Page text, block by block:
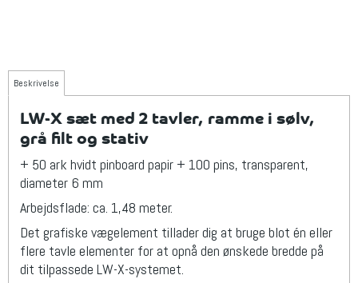
Beskrivelse
LW-X sæt med 2 tavler, ramme i sølv,
grå filt og stativ
+ 50 ark hvidt pinboard papir + 100 pins, transparent,
diameter 6 mm
Arbejdsflade: ca. 1,48 meter.
Det grafiske vægelement tillader dig at bruge blot én eller
flere tavle elementer for at opnå den ønskede bredde på
dit tilpassede LW-X-systemet.